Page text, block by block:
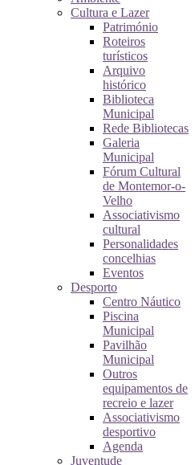
Cultura e Lazer
Património
Roteiros
turísticos
Arquivo
histórico
Biblioteca
Municipal
Rede Bibliotecas
Galeria
Municipal
Fórum Cultural
de Montemor-o-
Velho
Associativismo
cultural
Personalidades
concelhias
Eventos
Desporto
Centro Náutico
Piscina
Municipal
Pavilhão
Municipal
Outros
equipamentos de
recreio e lazer
Associativismo
desportivo
Agenda
Juventude